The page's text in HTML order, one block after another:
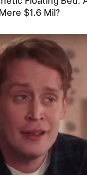
$1.6 Mil?